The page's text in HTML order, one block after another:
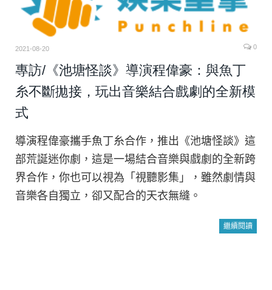
2021-08-20 0
專訪/《池塘怪談》導演程偉豪：與魚丁
糸不斷拋接，玩出音樂結合戲劇的全新模
式
導演程偉豪攜手魚丁糸合作，推出《池塘怪談》這
部荒誕迷你劇，這是一場結合音樂與戲劇的全新跨
界合作，你也可以視為「視聽影集」，雖然劇情與
音樂各自獨立，卻又配合的天衣無縫。
繼續閱讀